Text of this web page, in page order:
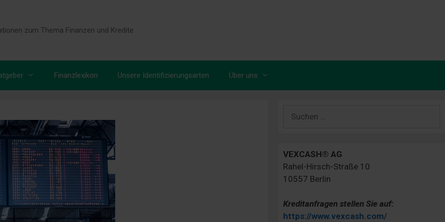
zum Thema Finanzen und Kredite
Finanzlexikon Unsere Identifizierungsarten Über uns
nach:
VEXCASH® AG
Rahel-Hirsch-Straße 10
10557 Berlin
Kreditanfragen stellen Sie auf:
https://www.vexcash.com/